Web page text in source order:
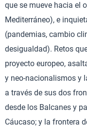
que se mueve hacia el
Mediterráneo), e
(pandemias, cambio
desigualdad). Retos
proyecto europeo,
y neo-nacionalismos y
a través de sus dos
desde los Balcanes y
Cáucaso; y la frontera